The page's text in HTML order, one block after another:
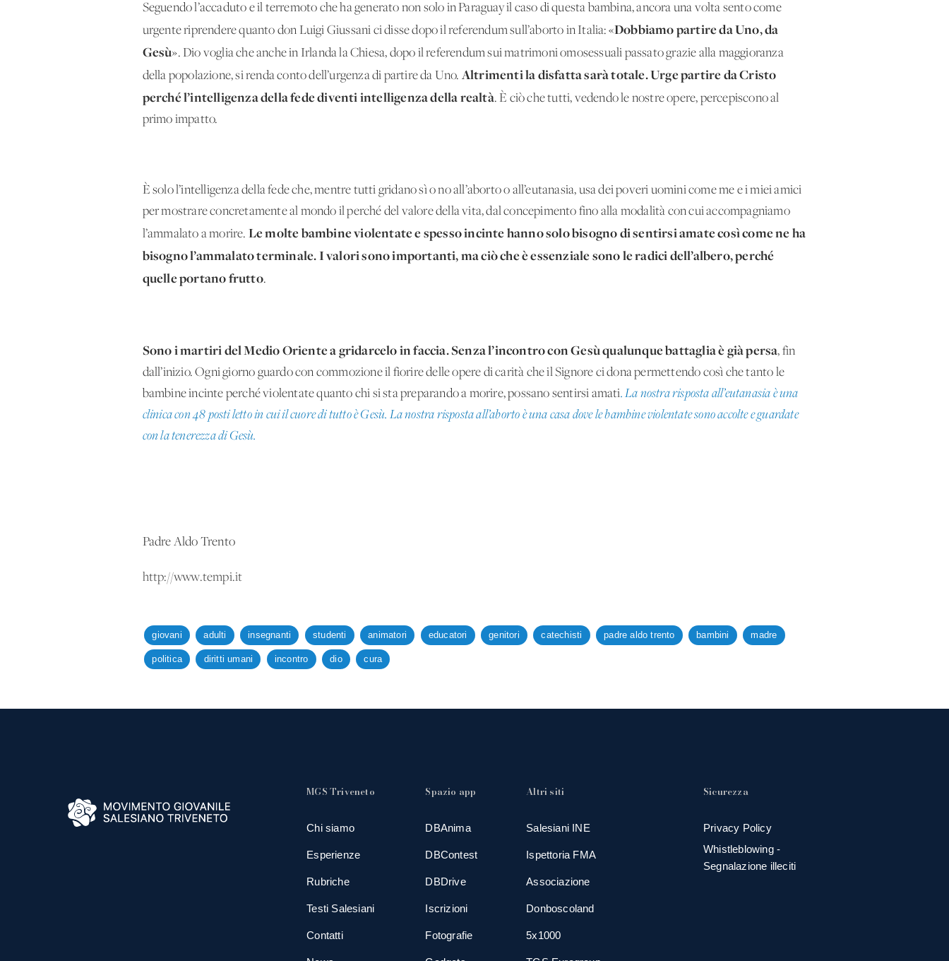
Seguendo l’accaduto e il terremoto che ha generato non solo in Paraguay il caso di questa bambina, ancora una volta sento come
urgente riprendere quanto don Luigi Giussani ci disse dopo il referendum sull’aborto in Italia: «Dobbiamo partire da Uno, da
Gesù». Dio voglia che anche in Irlanda la Chiesa, dopo il referendum sui matrimoni omosessuali passato grazie alla maggioranza
della popolazione, si renda conto dell’urgenza di partire da Uno. Altrimenti la disfatta sarà totale. Urge partire da Cristo
perché l’intelligenza della fede diventi intelligenza della realtà. È ciò che tutti, vedendo le nostre opere, percepiscono al
primo impatto.
È solo l’intelligenza della fede che, mentre tutti gridano sì o no all’aborto o all’eutanasia, usa dei poveri uomini come me e i miei amici
per mostrare concretamente al mondo il perché del valore della vita, dal concepimento fino alla modalità con cui accompagniamo
l’ammalato a morire. Le molte bambine violentate e spesso incinte hanno solo bisogno di sentirsi amate così come ne ha
bisogno l’ammalato terminale. I valori sono importanti, ma ciò che è essenziale sono le radici dell’albero, perché
quelle portano frutto.
Sono i martiri del Medio Oriente a gridarcelo in faccia. Senza l’incontro con Gesù qualunque battaglia è già persa, fin
dall’inizio. Ogni giorno guardo con commozione il fiorire delle opere di carità che il Signore ci dona permettendo così che tanto le
bambine incinte perché violentate quanto chi si sta preparando a morire, possano sentirsi amati. La nostra risposta all’eutanasia è una
clinica con 48 posti letto in cui il cuore di tutto è Gesù. La nostra risposta all’aborto è una casa dove le bambine violentate sono accolte e guardate
con la tenerezza di Gesù.
Padre Aldo Trento
http://www.tempi.it
giovani adulti insegnanti studenti animatori educatori genitori catechisti padre aldo trento bambini madre
politica diritti umani incontro dio cura
MGS Triveneto
Chi siamo
Esperienze
Rubriche
Testi Salesiani
Contatti
Spazio app
DBAnima
DBContest
DBDrive
Iscrizioni
Fotografie
Altri siti
Salesiani INE
Ispettoria FMA
Associazione
Donboscoland
5x1000
Sicurezza
Privacy Policy
Whistleblowing -
Segnalazione illeciti